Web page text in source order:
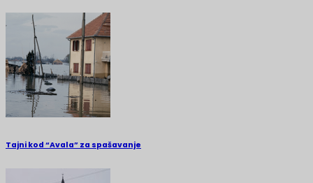
Tajni kod “Avala” za spašavanje